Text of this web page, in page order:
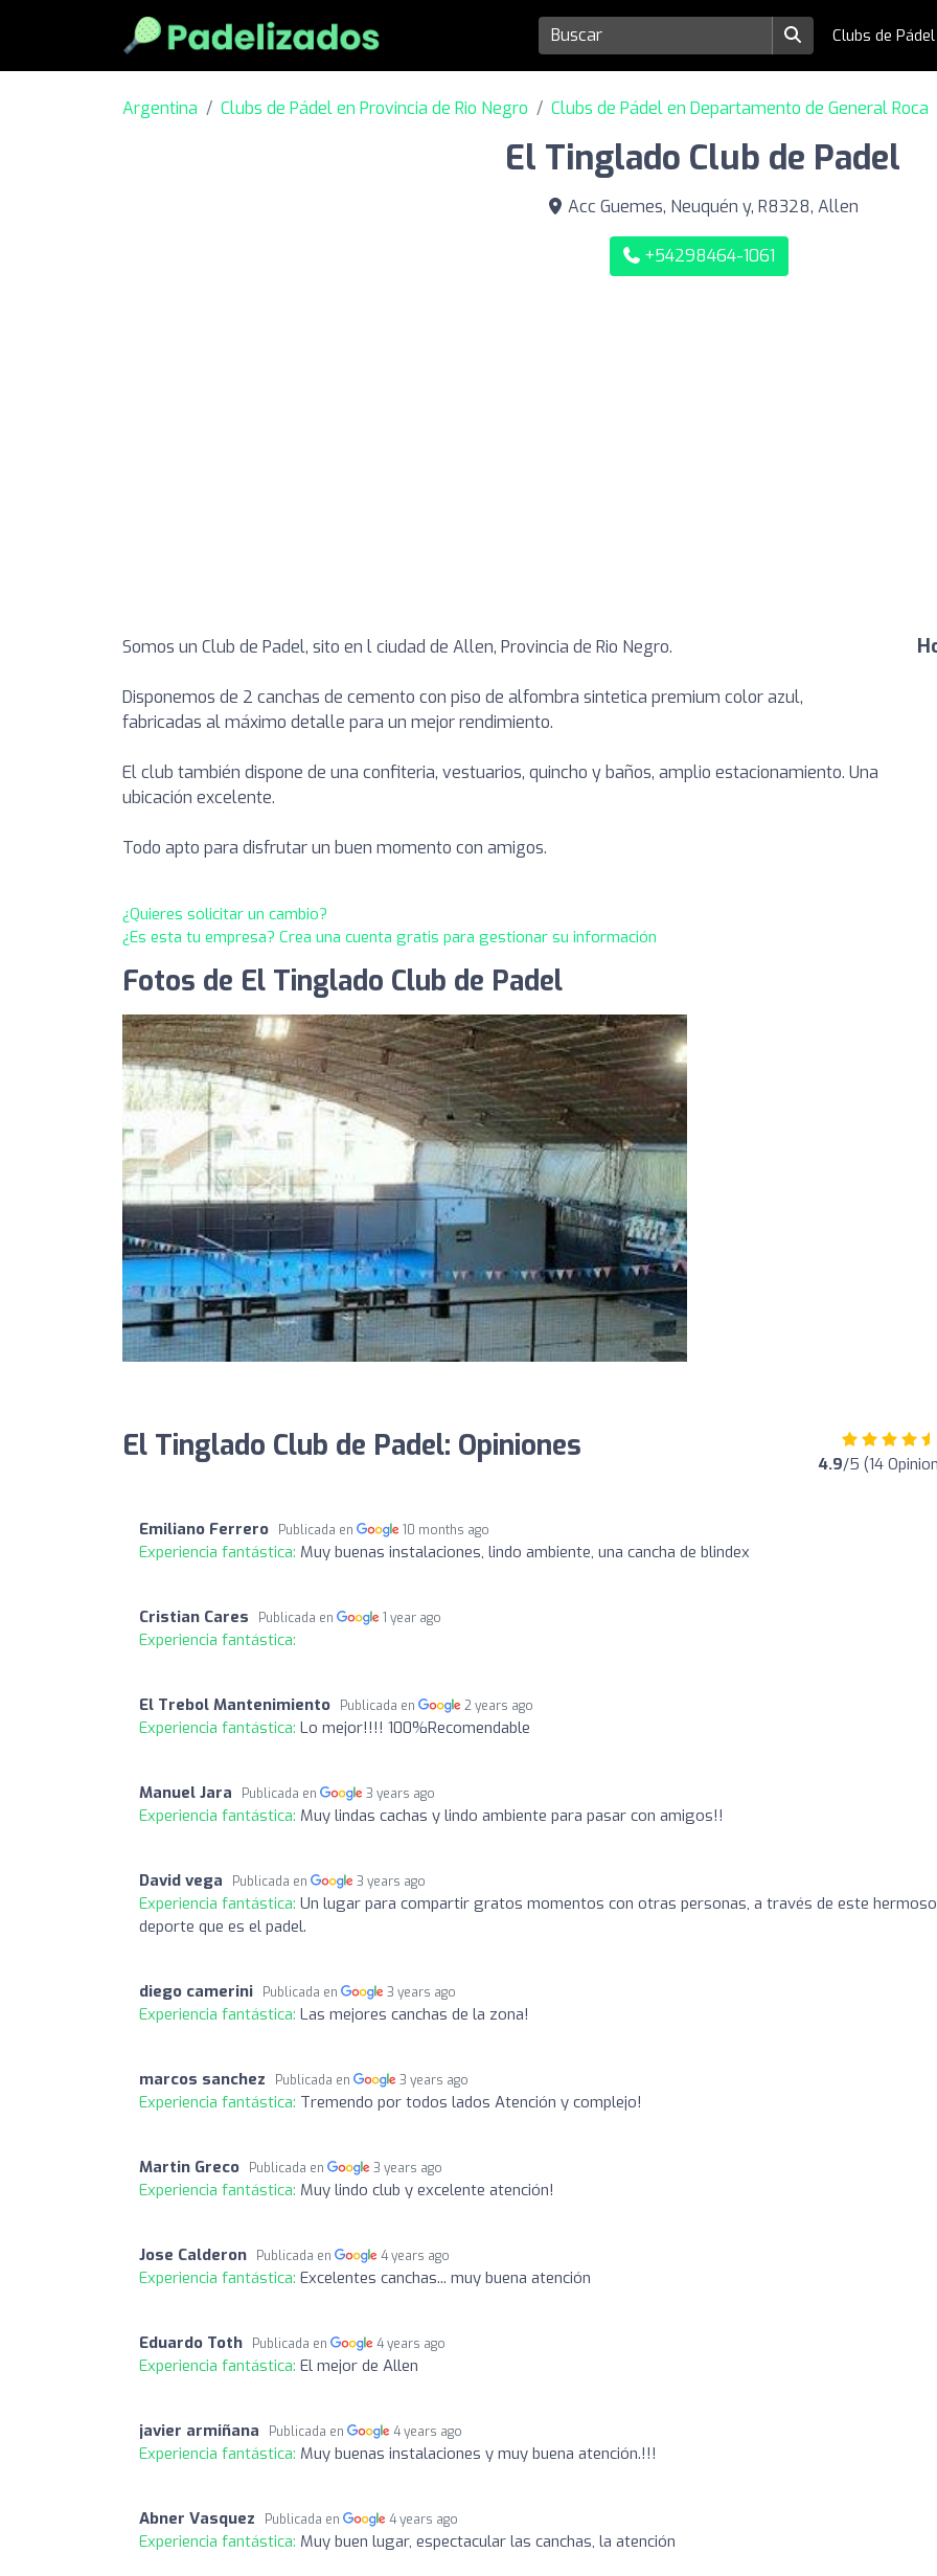
Clubs de
Argentina Clubs de Pádel en Provincia de Rio Negro Clubs de Pádel en Departamento de General Roca
El Tinglado Club de Padel
Acc Guemes, Neuquén y, R8328, Allen
+54298464-1061
Somos un Club de Padel, sito en l ciudad de Allen, Provincia de Rio Negro.
Disponemos de 2 canchas de cemento con piso de alfombra sintetica premium color azul,
fabricadas al máximo detalle para un mejor rendimiento.
El club también dispone de una confiteria, vestuarios, quincho y baños, amplio estacionamiento. Una
ubicación excelente.
Todo apto para disfrutar un buen momento con amigos.
¿Quieres solicitar un cambio?
¿Es esta tu empresa? Crea una cuenta gratis para gestionar su información
Fotos de El Tinglado Club de Padel
El Tinglado Club de Padel: Opiniones 4.9/5 (14
Emiliano Ferrero Publicada en 10 months ago
Experiencia fantástica: Muy buenas instalaciones, lindo ambiente, una cancha de blindex
Cristian Cares Publicada en 1 year ago
Experiencia fantástica:
El Trebol Mantenimiento Publicada en 2 years ago
Experiencia fantástica: Lo mejor!!!! 100%Recomendable
Manuel Jara Publicada en 3 years ago
Experiencia fantástica: Muy lindas cachas y lindo ambiente para pasar con amigos!!
David vega Publicada en 3 years ago
Experiencia fantástica: Un lugar para compartir gratos momentos con otras personas, a través de este hermoso
deporte que es el padel.
diego camerini Publicada en 3 years ago
Experiencia fantástica: Las mejores canchas de la zona!
marcos sanchez Publicada en 3 years ago
Experiencia fantástica: Tremendo por todos lados Atención y complejo!
Martin Greco Publicada en 3 years ago
Experiencia fantástica: Muy lindo club y excelente atención!
Jose Calderon Publicada en 4 years ago
Experiencia fantástica: Excelentes canchas... muy buena atención
Eduardo Toth Publicada en 4 years ago
Experiencia fantástica: El mejor de Allen
javier armiñana Publicada en 4 years ago
Experiencia fantástica: Muy buenas instalaciones y muy buena atención.!!!
Abner Vasquez Publicada en 4 years ago
Experiencia fantástica: Muy buen lugar, espectacular las canchas, la atención